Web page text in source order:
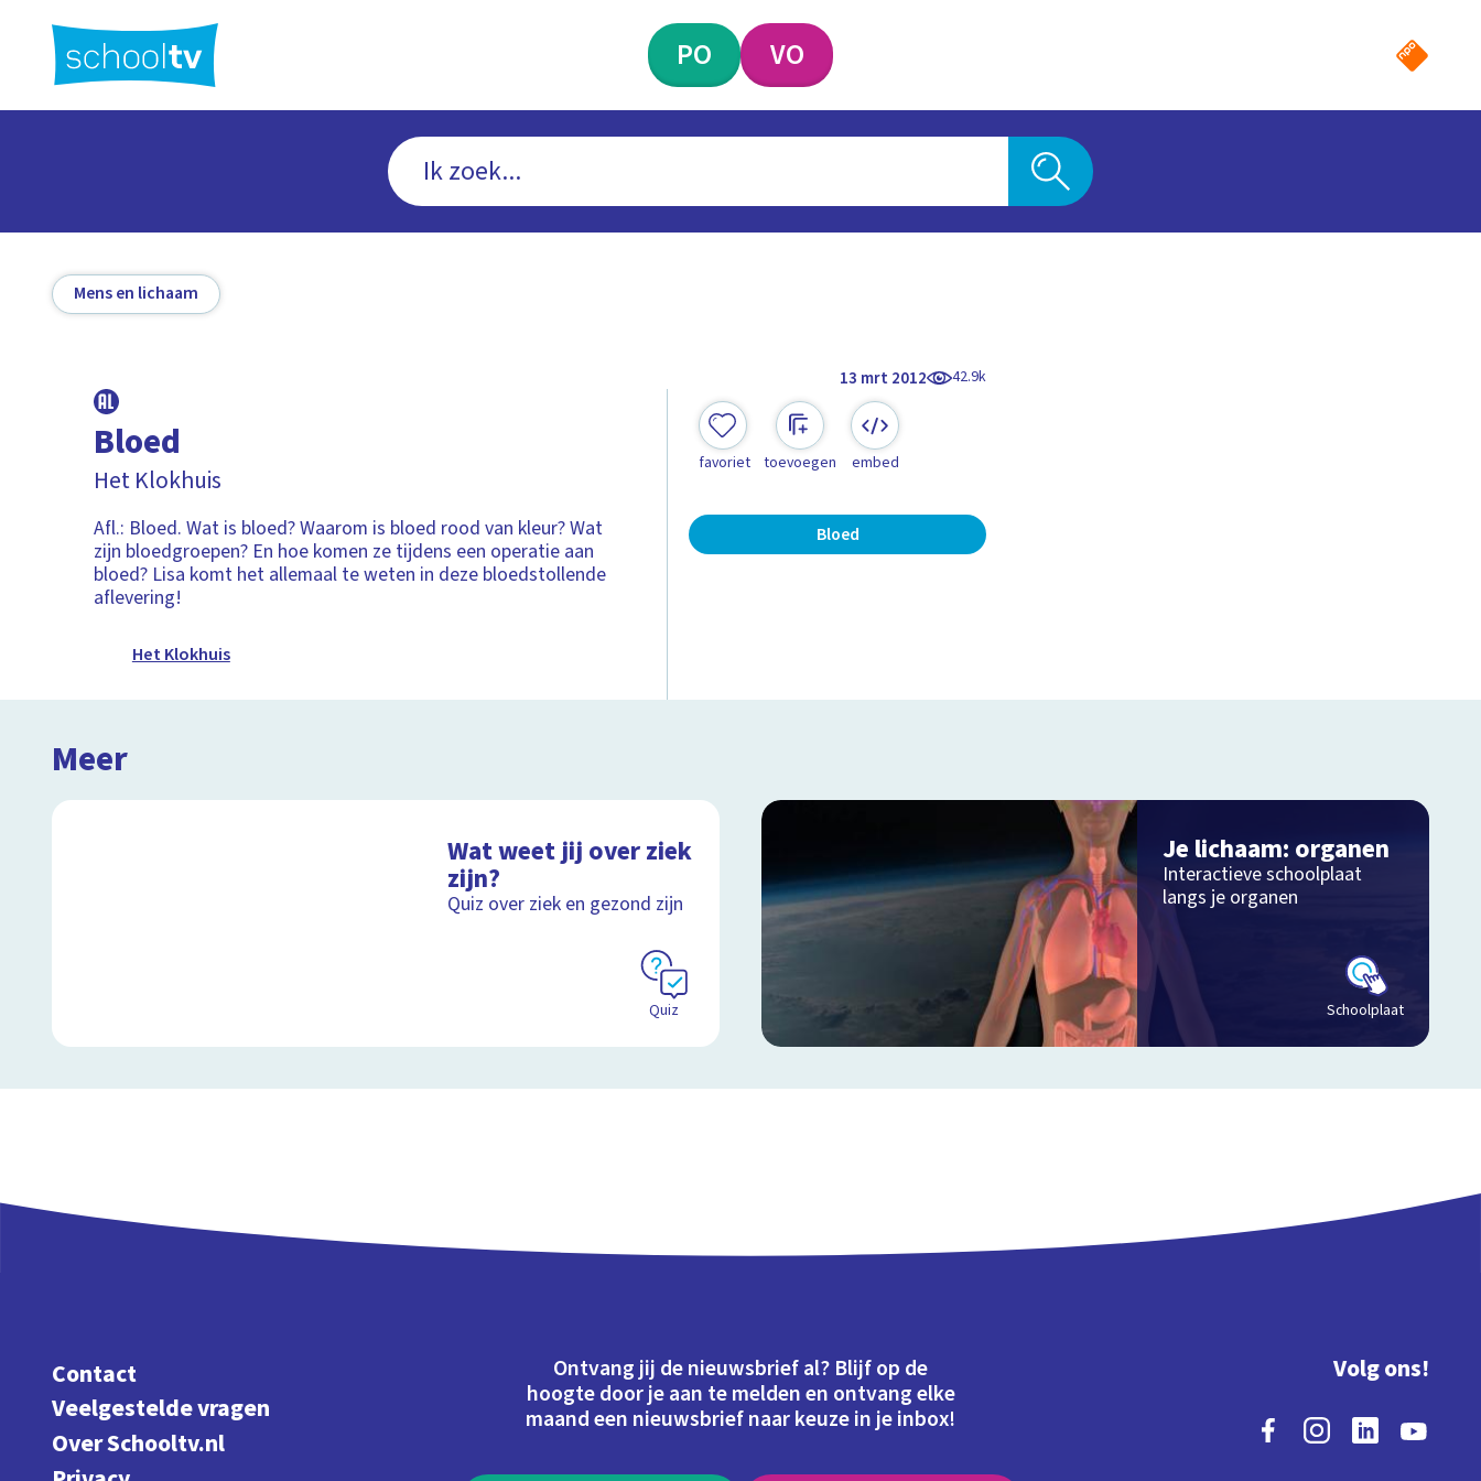
hoofdinhoud
PO VO
Mens en lichaam
13 mrt 2012 42.9k
Bloed
Het Klokhuis
Afl.: Bloed. Wat is bloed? Waarom is bloed rood van kleur? Wat
zijn bloedgroepen? En hoe komen ze tijdens een operatie aan
bloed? Lisa komt het allemaal te weten in deze bloedstollende
aflevering!
Het Klokhuis
favoriet toevoegen embed
Bloed
Meer
Wat weet jij over ziek
zijn?
Quiz over ziek en gezond zijn
Quiz
Je lichaam: organen
Interactieve schoolplaat
langs je organen
Schoolplaat
Contact
Veelgestelde vragen
Over Schooltv.nl
Ontvang jij de nieuwsbrief al? Blijf op de
hoogte door je aan te melden en ontvang elke
maand een nieuwsbrief naar keuze in je inbox!
Volg ons!